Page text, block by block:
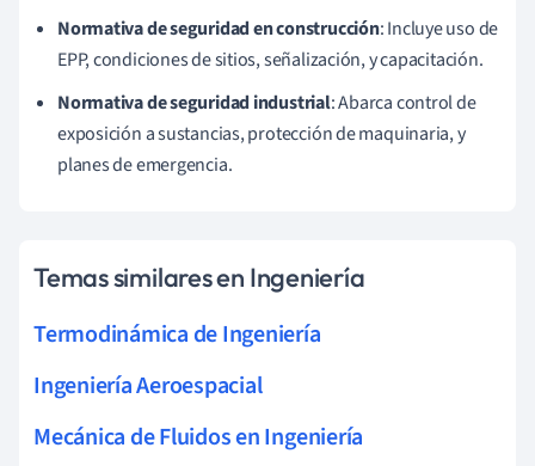
Normativa de seguridad en construcción: Incluye uso de
EPP, condiciones de sitios, señalización, y capacitación.
Normativa de seguridad industrial: Abarca control de
exposición a sustancias, protección de maquinaria, y
planes de emergencia.
Temas similares en Ingeniería
Termodinámica de Ingeniería
Ingeniería Aeroespacial
Mecánica de Fluidos en Ingeniería